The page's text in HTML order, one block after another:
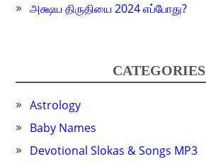
அக்ஷய திருதியை 2024 எப்போது?
CATEGORIES
Astrology
Baby Names
Devotional Slokas & Songs MP3